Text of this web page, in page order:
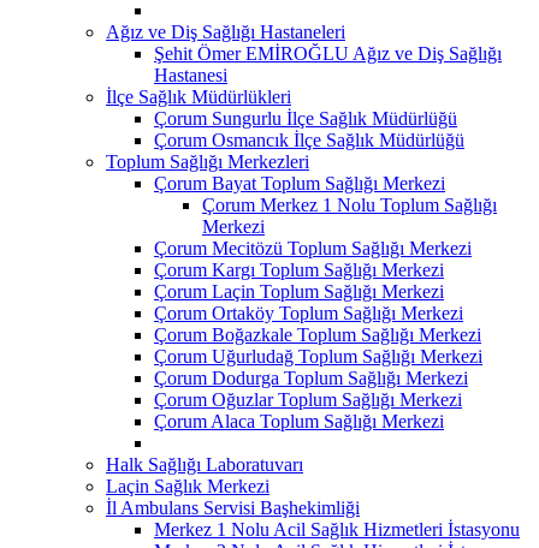
Ağız ve Diş Sağlığı Hastaneleri
Şehit Ömer EMİROĞLU Ağız ve Diş Sağlığı
Hastanesi
İlçe Sağlık Müdürlükleri
Çorum Sungurlu İlçe Sağlık Müdürlüğü
Çorum Osmancık İlçe Sağlık Müdürlüğü
Toplum Sağlığı Merkezleri
Çorum Bayat Toplum Sağlığı Merkezi
Çorum Merkez 1 Nolu Toplum Sağlığı
Merkezi
Çorum Mecitözü Toplum Sağlığı Merkezi
Çorum Kargı Toplum Sağlığı Merkezi
Çorum Laçin Toplum Sağlığı Merkezi
Çorum Ortaköy Toplum Sağlığı Merkezi
Çorum Boğazkale Toplum Sağlığı Merkezi
Çorum Uğurludağ Toplum Sağlığı Merkezi
Çorum Dodurga Toplum Sağlığı Merkezi
Çorum Oğuzlar Toplum Sağlığı Merkezi
Çorum Alaca Toplum Sağlığı Merkezi
Halk Sağlığı Laboratuvarı
Laçin Sağlık Merkezi
İl Ambulans Servisi Başhekimliği
Merkez 1 Nolu Acil Sağlık Hizmetleri İstasyonu